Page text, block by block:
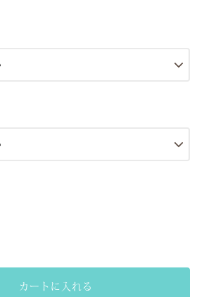
Sサイズ(7号）
カートに入れる